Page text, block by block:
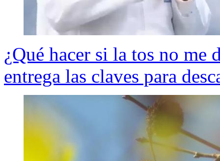
¿Qué hacer si la tos no
entrega las claves para